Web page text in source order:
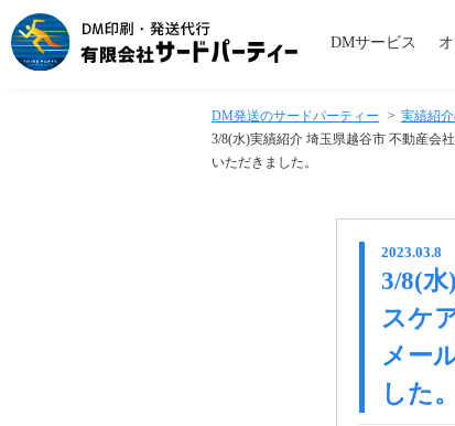
DMサービス
DM発送のサードパーティー > 実績紹
3/8(水)実績紹介 埼玉県越谷市 不動産会
いただきました。
2023.03.8
3/8(
スケ
メー
した。